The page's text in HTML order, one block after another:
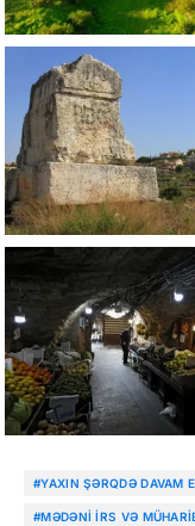
#YAXIN ŞƏRQDƏ DAVAM
#MƏDƏNI IRS VƏ